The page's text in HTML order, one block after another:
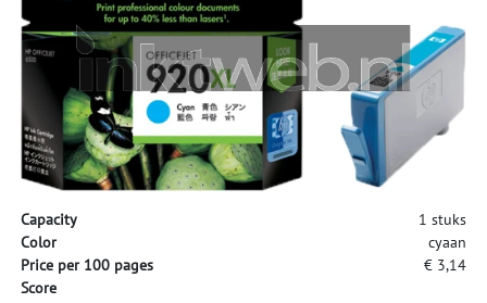
Capacity
1 stuks
Color
cyaan
Price per 100 pages
€ 3,14
Score